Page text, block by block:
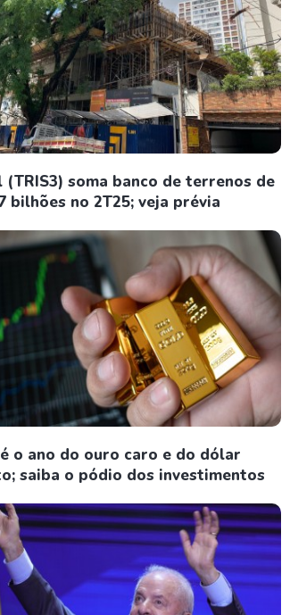
(TRIS3) soma banco de terrenos de
bilhões no 2T25; veja prévia
o ano do ouro caro e do dólar
saiba o pódio dos investimentos